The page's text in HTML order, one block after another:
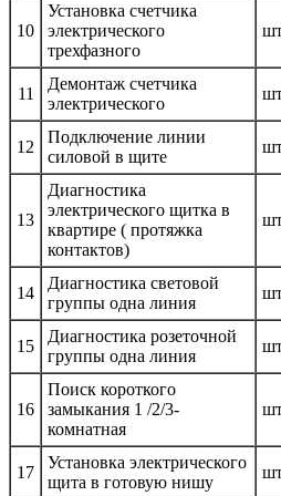
10
Установка счетчика
электрического
трехфазного
11
Демонтаж счетчика
электрического
12
Подключение линии
силовой в щите
13
Диагностика
электрического щитка в
квартире ( протяжка
контактов)
14
Диагностика световой
группы одна линия
15
Диагностика розеточной
группы одна линия
16
Поиск короткого
замыкания 1 /2/3-
комнатная
17
Установка электрического
щита в готовую нишу